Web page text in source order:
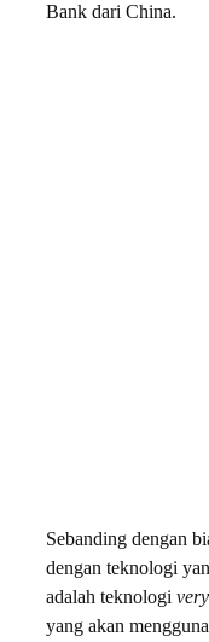
Bank dari China.
Sebanding dengan
dengan teknologi
adalah teknologi
yang akan